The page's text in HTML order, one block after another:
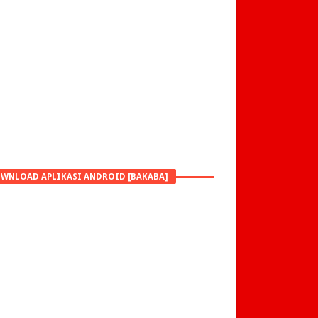
APLIKASI ANDROID [BAKABA]